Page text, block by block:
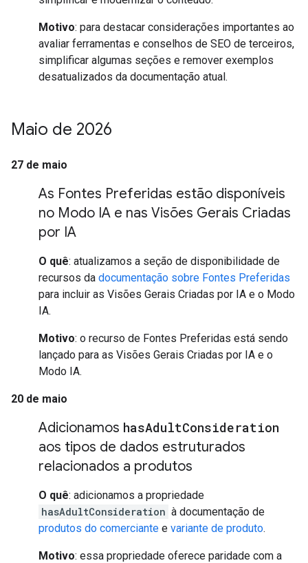
Motivo: para destacar considerações importantes ao
avaliar ferramentas e conselhos de SEO de terceiros,
simplificar algumas seções e remover exemplos
desatualizados da documentação atual.
Maio de 2026
27 de maio
As Fontes Preferidas estão disponíveis
no Modo IA e nas Visões Gerais Criadas
por IA
O quê: atualizamos a seção de disponibilidade de
recursos da documentação sobre Fontes Preferidas
para incluir as Visões Gerais Criadas por IA e o Modo
IA.
Motivo: o recurso de Fontes Preferidas está sendo
lançado para as Visões Gerais Criadas por IA e o
Modo IA.
20 de maio
Adicionamos hasAdultConsideration
aos tipos de dados estruturados
relacionados a produtos
O quê: adicionamos a propriedade
hasAdultConsideration à documentação de
produtos do comerciante e variante de produto.
Motivo: essa propriedade oferece paridade com a